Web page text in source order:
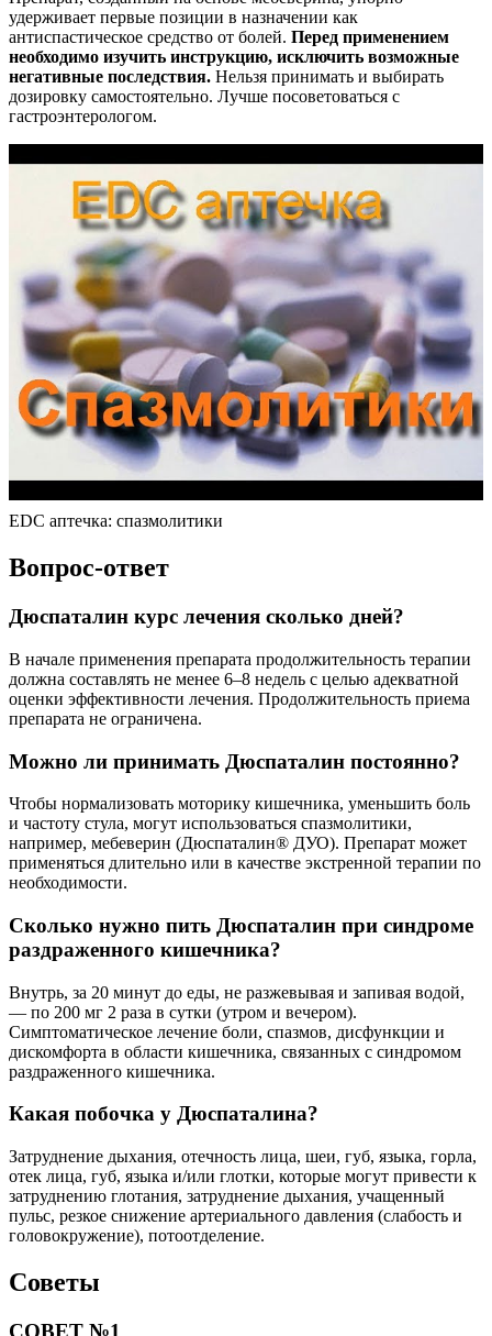
удерживает первые позиции в назначении как
антиспастическое средство от болей. Перед применением
необходимо изучить инструкцию, исключить возможные
негативные последствия. Нельзя принимать и выбирать
дозировку самостоятельно. Лучше посоветоваться с
гастроэнтерологом.
EDC аптечка: спазмолитики
Вопрос-ответ
Дюспаталин курс лечения сколько дней?
В начале применения препарата продолжительность терапии
должна составлять не менее 6–8 недель с целью адекватной
оценки эффективности лечения. Продолжительность приема
препарата не ограничена.
Можно ли принимать Дюспаталин постоянно?
Чтобы нормализовать моторику кишечника, уменьшить боль
и частоту стула, могут использоваться спазмолитики,
например, мебеверин (Дюспаталин® ДУО). Препарат может
применяться длительно или в качестве экстренной терапии по
необходимости.
Сколько нужно пить Дюспаталин при синдроме
раздраженного кишечника?
Внутрь, за 20 минут до еды, не разжевывая и запивая водой,
— по 200 мг 2 раза в сутки (утром и вечером).
Симптоматическое лечение боли, спазмов, дисфункции и
дискомфорта в области кишечника, связанных с синдромом
раздраженного кишечника.
Какая побочка у Дюспаталина?
Затруднение дыхания, отечность лица, шеи, губ, языка, горла,
отек лица, губ, языка и/или глотки, которые могут привести к
затруднению глотания, затруднение дыхания, учащенный
пульс, резкое снижение артериального давления (слабость и
головокружение), потоотделение.
Советы
СОВЕТ №1